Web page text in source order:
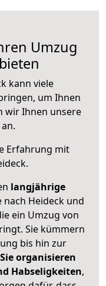
Umzug
kann viele
um Ihnen
wir Ihnen unsere
Erfahrung mit
.
langjährige
nach Heideck und
ein Umzug von
Sie kümmern
bis hin zur
Sie organisieren
Habseligkeiten,